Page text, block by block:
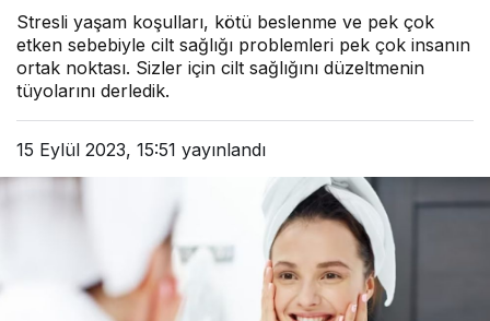
Stresli yaşam koşulları, kötü beslenme ve pek çok
etken sebebiyle cilt sağlığı problemleri pek çok insanın
ortak noktası. Sizler için cilt sağlığını düzeltmenin
tüyolarını derledik.
15 Eylül 2023, 15:51 yayınlandı